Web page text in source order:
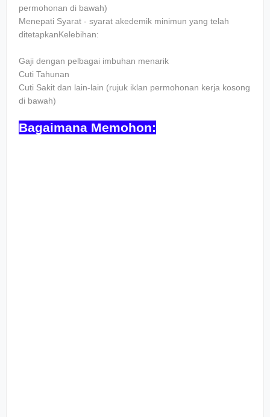
permohonan di bawah)
Menepati Syarat - syarat akedemik minimun yang telah
ditetapkanKelebihan:
Gaji dengan pelbagai imbuhan menarik
Cuti Tahunan
Cuti Sakit dan lain-lain (rujuk iklan permohonan kerja kosong
di bawah)
Bagaimana Memohon: